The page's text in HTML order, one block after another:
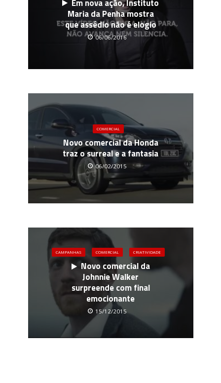
Em nova ação, Instituto
Maria da Penha mostra
que assédio não é elogio
06/06/2016
COMERCIAL
Novo comercial da Honda
traz o surreal e a fantasia
06/02/2015
CAMPANHAS COMERCIAL CRIATIVIDADE
Novo comercial da
Johnnie Walker
surpreende com final
emocionante
15/12/2015